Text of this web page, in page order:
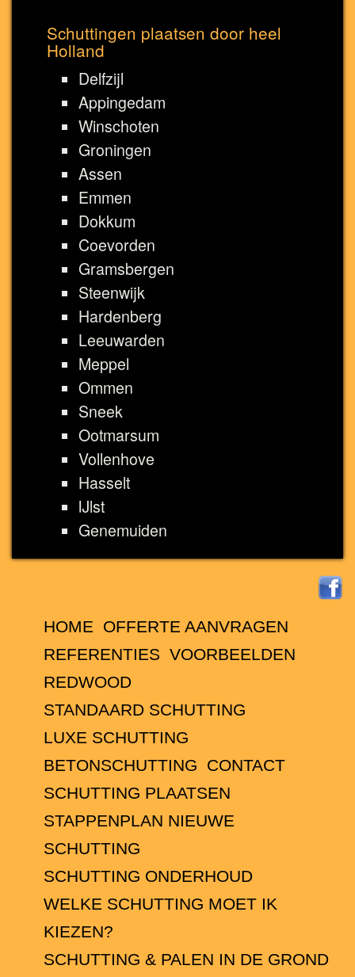
Schuttingen plaatsen door heel
Holland
Delfzijl
Appingedam
Winschoten
Groningen
Assen
Emmen
Dokkum
Coevorden
Gramsbergen
Steenwijk
Hardenberg
Leeuwarden
Meppel
Ommen
Sneek
Ootmarsum
Vollenhove
Hasselt
IJlst
Genemuiden
HOME
OFFERTE AANVRAGEN
REFERENTIES VOORBEELDEN
REDWOOD
STANDAARD SCHUTTING
LUXE SCHUTTING
BETONSCHUTTING
CONTACT
SCHUTTING PLAATSEN
STAPPENPLAN NIEUWE
SCHUTTING
SCHUTTING ONDERHOUD
WELKE SCHUTTING MOET IK
KIEZEN?
SCHUTTING & PALEN IN DE GROND